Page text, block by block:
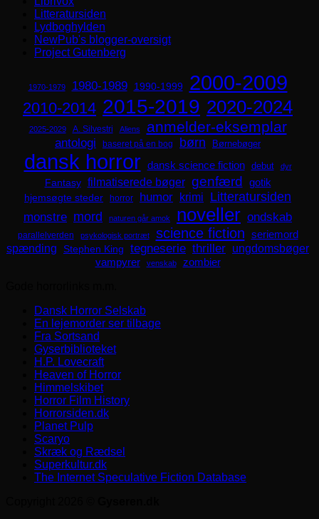
Litteratursiden
Lydboghylden
NewPub's blogger-oversigt
Project Gutenberg
1970-1979 1980-1989 1990-1999 2000-2009
2010-2014 2015-2019 2020-2024
2025-2029 A. Silvestri Aliens anmelder-eksemplar
antologi baseret på en bog børn Børnebøger
dansk horror dansk science fiction debut dyr
Fantasy filmatiserede bøger genfærd
gotik
hjemsøgte steder
horror humor krimi Litteratursiden
monstre mord naturen går amok noveller ondskab
parallelverden psykologisk portræt science fiction seriemord
spænding Stephen King tegneserie thriller ungdomsbøger
vampyrer venskab
zombier
Dansk Horror Selskab
En lejemorder ser tilbage
Fra Sortsand
Gyserbiblioteket
H.P. Lovecraft
Heaven of Horror
Himmelskibet
Horror Film History
Horrorsiden.dk
Planet Pulp
Scaryo
Skræk og Rædsel
Superkultur.dk
The Internet Speculative Fiction Database